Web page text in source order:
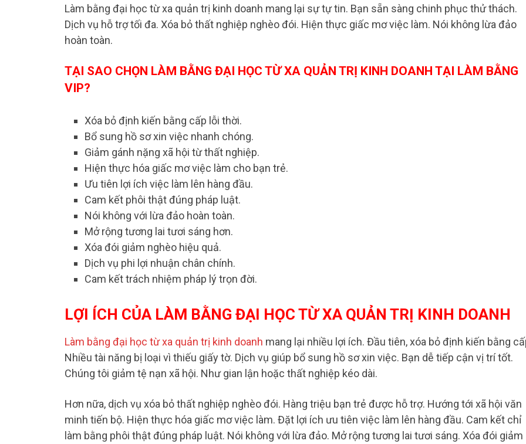
Làm bằng đại học từ xa quản trị kinh doanh mang lại sự tự tin. Bạn sẵn sàng chinh phục thử thách.
Dịch vụ hỗ trợ tối đa. Xóa bỏ thất nghiệp nghèo đói. Hiện thực giấc mơ việc làm. Nói không lừa đảo
hoàn toàn.
TẠI SAO CHỌN LÀM BẰNG ĐẠI HỌC TỪ XA QUẢN TRỊ KINH DOANH TẠI LÀM BẰNG
VIP?
Xóa bỏ định kiến bằng cấp lỗi thời.
Bổ sung hồ sơ xin việc nhanh chóng.
Giảm gánh nặng xã hội từ thất nghiệp.
Hiện thực hóa giấc mơ việc làm cho bạn trẻ.
Ưu tiên lợi ích việc làm lên hàng đầu.
Cam kết phôi thật đúng pháp luật.
Nói không với lừa đảo hoàn toàn.
Mở rộng tương lai tươi sáng hơn.
Xóa đói giảm nghèo hiệu quả.
Dịch vụ phi lợi nhuận chân chính.
Cam kết trách nhiệm pháp lý trọn đời.
LỢI ÍCH CỦA LÀM BẰNG ĐẠI HỌC TỪ XA QUẢN TRỊ KINH DOANH
Làm bằng đại học từ xa quản trị kinh doanh mang lại nhiều lợi ích. Đầu tiên, xóa bỏ định kiến bằng
Nhiều tài năng bị loại vì thiếu giấy tờ. Dịch vụ giúp bổ sung hồ sơ xin việc. Bạn dễ tiếp cận vị trí tốt.
Chúng tôi giảm tệ nạn xã hội. Như gian lận hoặc thất nghiệp kéo dài.
Hơn nữa, dịch vụ xóa bỏ thất nghiệp nghèo đói. Hàng triệu bạn trẻ được hỗ trợ. Hướng tới xã hội văn
minh tiến bộ. Hiện thực hóa giấc mơ việc làm. Đặt lợi ích ưu tiên việc làm lên hàng đầu. Cam kết chỉ
làm bằng phôi thật đúng pháp luật. Nói không với lừa đảo. Mở rộng tương lai tươi sáng. Xóa đói giảm